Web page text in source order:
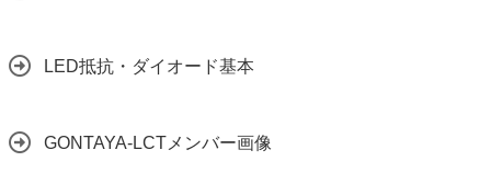
LED抵抗・ダイオード基本
GONTAYA-LCTメンバー画像